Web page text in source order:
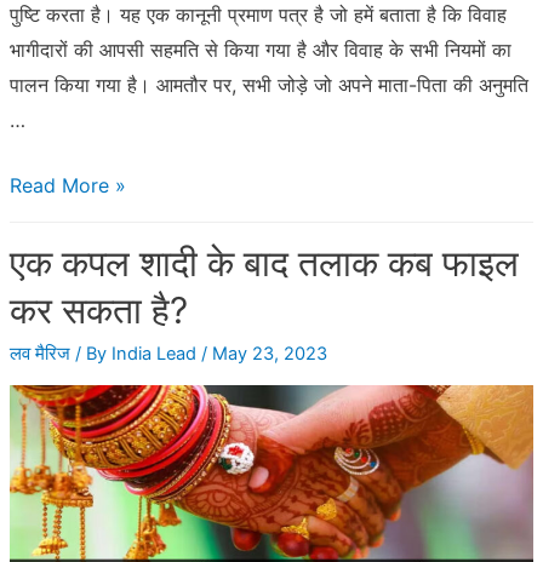
पुष्टि करता है। यह एक कानूनी प्रमाण पत्र है जो हमें बताता है कि विवाह
भागीदारों की आपसी सहमति से किया गया है और विवाह के सभी नियमों का
पालन किया गया है। आमतौर पर, सभी जोड़े जो अपने माता-पिता की अनुमति
…
मैरिज
बनवाने
कानूनी
प्रक्रिया
क्या
है?
Read More »
एक कपल शादी के बाद तलाक कब फाइल
कर सकता है?
लव मैरिज/ By India Lead / May 23, 2023